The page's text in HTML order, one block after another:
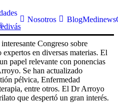
Nosotros BlogMedinews
Congreso sobre
en diversas materias. El
papel relevante con ponencias
Se han actualizado
pélvica, Enfermedad
entre otros. El Dr Arroyo
que despertó un gran interés.